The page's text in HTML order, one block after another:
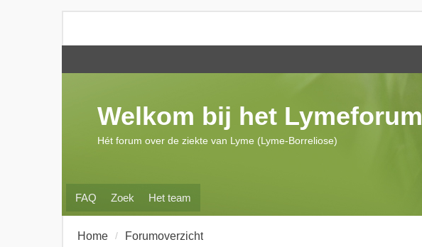
FAQ Zoek Het team
Welkom bij het Lymeforum
Hét forum over de ziekte van Lyme (Lyme-Borreliose)
Home Forumoverzicht